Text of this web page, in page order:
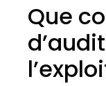
Que